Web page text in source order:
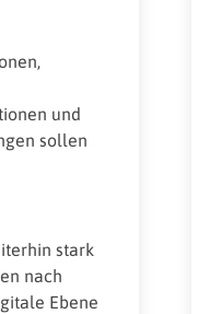
und
sollen
stark
nach
Ebene